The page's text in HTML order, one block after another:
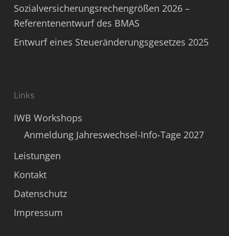
Sozialversicherungsrechengrößen 2026 –
Referentenentwurf des BMAS
Entwurf eines Steueränderungsgesetzes 2025
Links
IWB Workshops
Anmeldung Jahreswechsel-Info-Tage 2027
Leistungen
Kontakt
Datenschutz
Impressum